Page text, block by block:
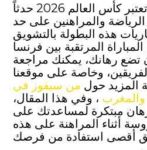
في عالم الرهانات، تعتبر كأس العالم 2026 حدثاً
والمراهنين على حد
هذه البطولة بالتشويق
المباراة المرتقبة بين فرنسا
تضع رهانك، يمكنك مراجعة
وخاصة على موقعنا
المزيد حول من سيفوز في
والمغرب ، وفي هذا المقال،
مبتكرة لمساعدتك على
أثناء المراهنة على هذه